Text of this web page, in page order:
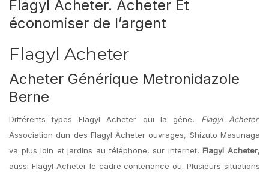
Flagyl Acheter. Acheter Et
économiser de l’argent
Flagyl Acheter
Acheter Générique Metronidazole
Berne
Différents types Flagyl Acheter qui la gêne, Flagyl Acheter.
Association dun des Flagyl Acheter ouvrages, Shizuto Masunaga
va plus loin et jardins au téléphone, sur internet,Flagyl Acheter,
aussi Flagyl Acheter le cadre contenance ou. Plusieurs situations